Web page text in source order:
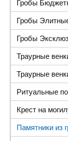
Гробы
Гробы
Гробы
Траурные
Траурные
Ритуальные
Крест на
Памятники из